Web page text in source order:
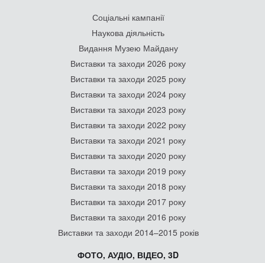
Соціальні кампанії
Наукова діяльність
Видання Музею Майдану
Виставки та заходи 2026 року
Виставки та заходи 2025 року
Виставки та заходи 2024 року
Виставки та заходи 2023 року
Виставки та заходи 2022 року
Виставки та заходи 2021 року
Виставки та заходи 2020 року
Виставки та заходи 2019 року
Виставки та заходи 2018 року
Виставки та заходи 2017 року
Виставки та заходи 2016 року
Виставки та заходи 2014–2015 років
ФОТО, АУДІО, ВІДЕО, 3D